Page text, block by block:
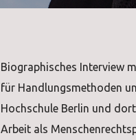
Biographisches Interview
für Handlungsmethoden
Hochschule Berlin und
Arbeit als